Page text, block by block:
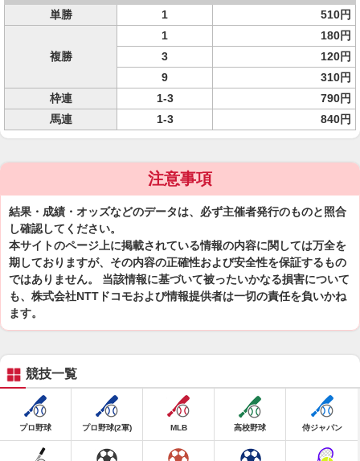
単勝 1 510円
複勝
1
180円
3
120円
9
310円
枠連
1-3
790円
馬連
1-3 840円
注意事項
結果・成績・オッズなどのデータは、必ず主催者発行のものと照合
し確認してください。
本サイトのページ上に掲載されている情報の内容に関しては万全を
期しておりますが、その内容の正確性および安全性を保証するもの
ではありません。 当該情報に基づいて被ったいかなる損害について
も、株式会社NTTドコモおよび情報提供者は一切の責任を負いかね
ます。
競技一覧
プロ野球 プロ野球(2軍) MLB 高校野球 侍ジャパン